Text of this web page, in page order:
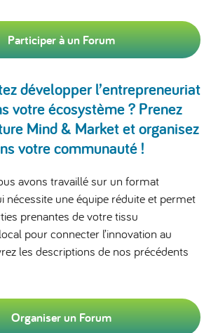
Participer à un Forum
développer l’entrepreneuriat
votre écosystème ? Prenez
Mind & Market et organisez
votre communauté !
avons travaillé sur un format
nécessite une équipe réduite et permet
prenantes de votre tissu
pour connecter l’innovation au
les descriptions de nos précédents
Organiser un Forum